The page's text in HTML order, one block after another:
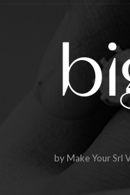
by Make Your Srl